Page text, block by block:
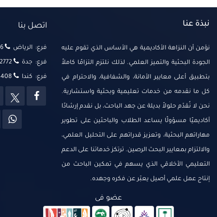
نبذة عنا
نؤمن أن النزاهة الأكاديمية هي الأساس الذي تقوم عليه
الجودة البحثية والتميز العلمي. لذلك نلتزم التزامًا كاملاً
بتطبيق أعلى معايير الأمانة، والشفافية، والاحترام في
كل ما نقدمه من خدمات تعليمية وبحثية واستشارية.
نحن لا نُقدّم حلولاً بديلة عن جهد الباحث، بل نقدم إرشادًا
أكاديميًا مسؤولًا يساعد الطلاب والباحثين على تطوير
مهاراتهم البحثية، وتعزيز قدراتهم على التحليل العلمي،
والالتزام بمعايير البحث الرصين. ترتكز خدماتنا على الدعم
التعليمي الأخلاقي الذي يسهم في تمكين الباحث من
إنتاج عمل علمي أصيل يعبّر عن فكره وجهده.
اتصل بنا
فرع: الرياض
فرع: جدة
فرع: كندا
عضو فى